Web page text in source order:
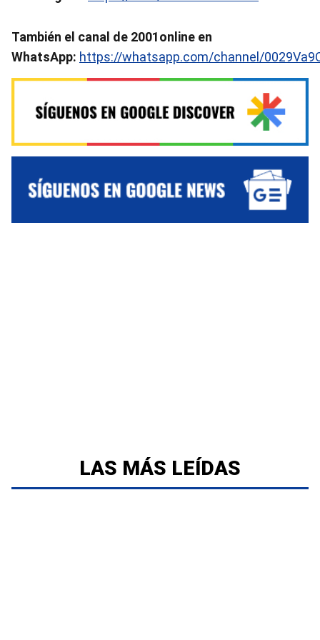
También el canal de 2001online en
WhatsApp: https://whatsapp.com/channel/
LAS MÁS LEÍDAS